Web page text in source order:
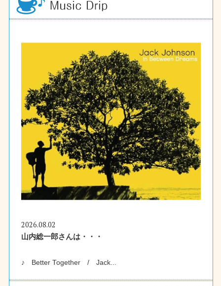
2026.08.02
山内総一郎さんは・・・
♪ Better Together / Jack...